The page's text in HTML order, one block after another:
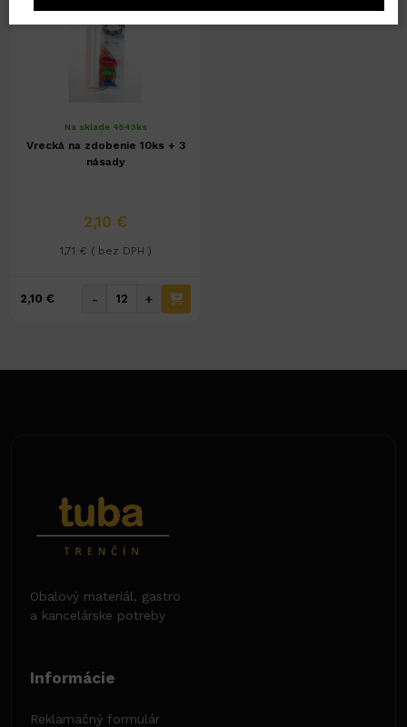
Na sklade 4543ks
Vrecká na zdobenie 10ks + 3
násady
2,10 €
1,71 € ( bez DPH )
2,10 € - +
Obalový materiál, gastro
a kancelárske potreby
Informácie
Reklamačný formulár